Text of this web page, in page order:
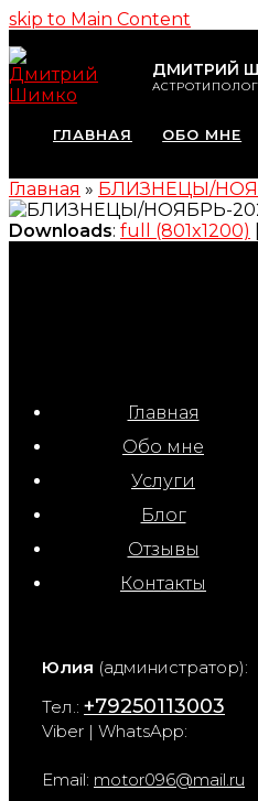
skip to Main Content
ДМИТРИЙ
ГЛАВНАЯ ОБО МНЕ
Главная » БЛИЗНЕЦЫ/
Downloads: full (801x1200)
Главная
Обо мне
Услуги
Блог
Отзывы
Контакты
Юлия (администратор):
Тел.: +79250113003
Viber | WhatsApp:
Email: motor096@mail.ru